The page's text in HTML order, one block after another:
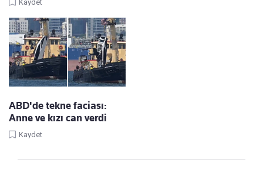
Kaydet
ABD'de tekne faciası:
Anne ve kızı can verdi
Kaydet